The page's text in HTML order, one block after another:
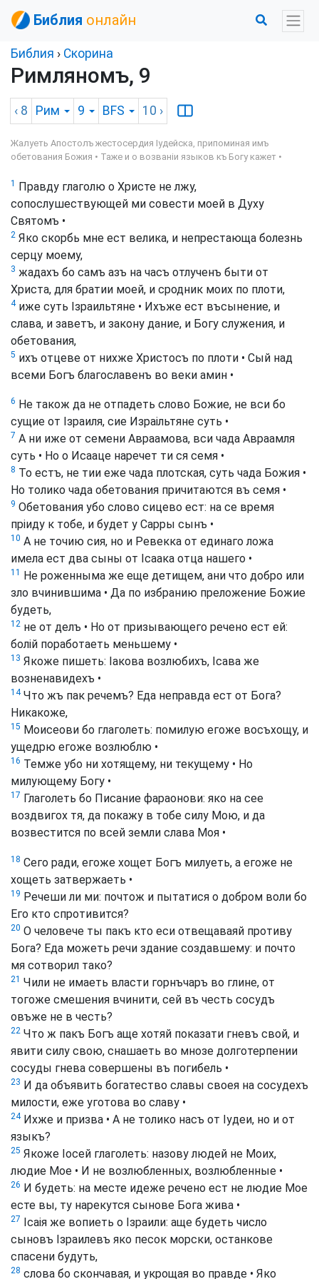
Библия онлайн
Библия › Скорина
Римляномъ, 9
‹ 8 Рим 9 BFS 10 ›
Жалуеть Апостолъ жестосердия Іудейска, припоминая имъ
обетования Божия • Таже и о возваніи языков къ Богу кажет •
1 Правду глаголю о Христе не лжу,
сопослушествующей ми совести моей в Духу
Святомъ •
2 Яко скорбь мне ест велика, и непрестающа болезнь
серцу моему,
3 жадахъ бо самъ азъ на часъ отлученъ быти от
Христа, для братии моей, и сродник моих по плоти,
4иже суть Ізраильтяне • Ихъже ест въсынение, и
слава, и заветъ, и закону дание, и Богу служения, и
обетования,
5 ихъ отцеве от нихже Христосъ по плоти • Сый над
всеми Богъ благославенъ во веки амин •
6 Не також да не отпадеть слово Божие, не вси бо
сущие от Ізраиля, сие Израільтяне суть •
7 А ни иже от семени Авраамова, вси чада Авраамля
суть • Но о Исааце наречет ти ся семя •
8 То естъ, не тии еже чада плотская, суть чада Божия •
Но толико чада обетования причитаются въ семя •
9 Обетования убо слово сицево ест: на се время
пріиду к тобе, и будет у Сарры сынъ •
10 А не точию сия, но и Ревекка от единаго ложа
имела ест два сыны от Ісаака отца нашего •
11
Не роженныма же еще детищем, ани что добро или
зло вчинившима • Да по избранию преложение Божие
будеть,
12 не от делъ • Но от призывающего речено ест ей:
болій поработаеть меньшему •
13 Якоже пишеть: Іакова возлюбихъ, Ісава же
возненавидехъ •
14Что жъ пак речемъ? Еда неправда ест от Бога?
Никакоже,
15 Моисеови бо глаголеть: помилую егоже восъхощу, и
ущедрю егоже возлюблю •
16 Темже убо ни хотящему, ни текущему • Но
милующему Богу •
17 Глаголеть бо Писание фараонови: яко на сее
воздвигох тя, да покажу в тобе силу Мою, и да
возвестится по всей земли слава Моя •
18 Сего ради, егоже хощет Богъ милуеть, а егоже не
хощеть затвержаеть •
19 Речеши ли ми: почтож и пытатися о добром воли бо
Его кто спротивится?
20 О человече ты пакъ кто еси отвещаваяй противу
Бога? Еда можеть речи здание создавшему: и почто
мя сотворил тако?
21 Чили не имаеть власти горнъчаръ во глине, от
тогоже смешения вчинити, сей въ честь сосудъ
овъже не в честь?
22 Что ж пакъ Богъ аще хотяй показати гневъ свой, и
явити силу свою, снашаеть во мнозе долготерпении
сосуды гнева совершены въ погибель •
23 И да объявить богатество славы своея на сосудехъ
милости, еже уготова во славу •
24Ихже и призва • А не толико насъ от Іудеи, но и от
языкъ?
25 Якоже Іосей глаголеть: назову людей не Моих,
людие Мое • И не возлюбленных, возлюбленные •
26 И будеть: на месте идеже речено ест не людие Мое
есте вы, ту нарекутся сынове Бога жива •
27 Ісаія же вопиеть о Ізраили: аще будеть число
сыновъ Ізраилевъ яко песок морски, останкове
спасени будуть,
28 слова бо скончавая, и укрощая во правде • Яко